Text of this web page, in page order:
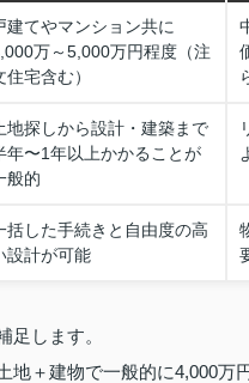
建てやマンション共に
万～5,000万円程度（注
住宅含む）
地探しから設計・建築まで
年〜1年以上かかることが
般的
括した手続きと自由度の高
設計が可能
足します。
地＋建物で一般的に4,000万